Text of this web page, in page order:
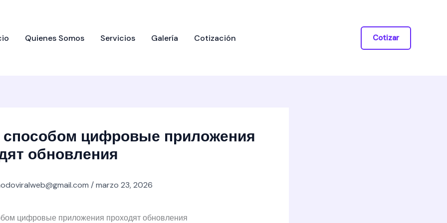
Quienes Somos Servicios Galería Cotización Cotizar
способом цифровые приложения
обновления
/marzo 23, 2026
цифровые приложения проходят обновления